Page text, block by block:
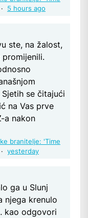
· 5 hours ago
ste, na žalost,
se čitajući
na Vas prve
a nakon
branitelje: 'Time
· yesterday
ga u Slunj
njega krenulo
kao odgovori